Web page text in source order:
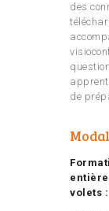
des
de
volets :